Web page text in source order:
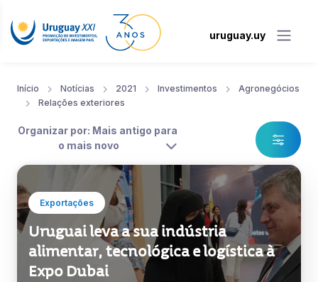
uruguay.uy
Início Notícias 2021 Investimentos
Agronegócios
Relações exteriores
Organizar por: Mais antigo para
o mais novo
Exportações
Uruguai leva a sua indústria
alimentar, tecnológica e logística à
Expo Dubai